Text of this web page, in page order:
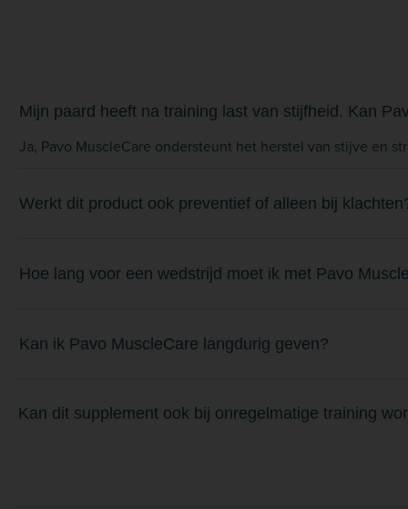
Mijn paard heeft na training last van stijfheid. Kan
Ja, Pavo MuscleCare ondersteunt het herstel van stijve en
Werkt dit product ook preventief of alleen bij
Hoe lang voor een wedstrijd moet ik met Pavo
Kan ik Pavo MuscleCare langdurig geven?
Kan dit supplement ook bij onregelmatige training